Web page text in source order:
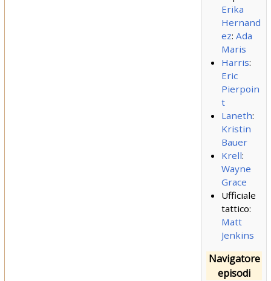
Erika
Hernand
ez: Ada
Maris
Harris:
Eric
Pierpoin
t
Laneth:
Kristin
Bauer
Krell:
Wayne
Grace
Ufficiale
tattico:
Matt
Jenkins
Navigatore
episodi